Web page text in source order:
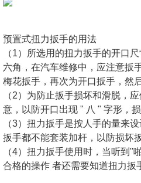
预置式扭力扳手的用法
（1）所选用的扭力扳手的开口
六角，在汽车维修中，应注意扳
梅花扳手，再次为开口扳手，然
（2）为防止扳手损坏和滑脱，
意，以防开口出现 " 八 " 字形，损
（3）扭力扳手是按人手的量来
扳手都不能套装加杆，以防损坏
（4）扭力扳手使用时，当听到
合格的操作 者还需要知道扭力扳